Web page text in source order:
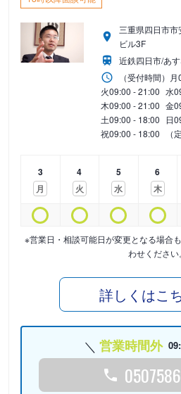
三重県四日市市
ビル3F
近鉄四日市/あ
（受付時間） 月
火09:00 - 21:00 水
木09:00 - 21:00 金
土09:00 - 18:00 日
祝09:00 - 18:00 （
3
月
4
火
5
水
6
木
※営業日・相談可能日が変更となる場合
わせください。
詳しくはこ
営業時間外